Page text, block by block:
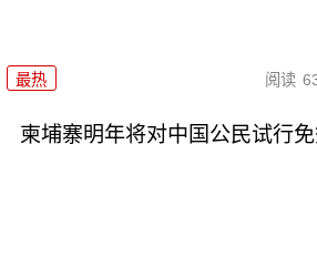
最热 阅读
柬埔寨明年将对中国公民试行